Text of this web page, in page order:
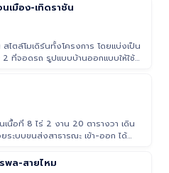
เมือง-เทิดราชัน
ไตล์โมเดิร์นทั้งโครงการ โดยแบ่งเป็น
2 ที่จอดรถ รูปแบบบ้านออกแบบให้ใช้
นื้อที่ 8 ไร่ 2 งาน 20 ตารางวา เดิน
ระบบขนส่งสาธารณะ เข้า-ออก ได้
พล-สายไหม